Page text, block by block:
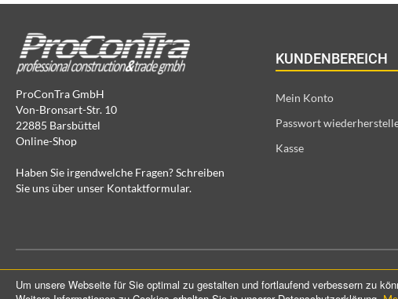
ProConTra GmbH
Von-Bronsart-Str. 10
22885 Barsbüttel
Online-Shop
Haben Sie irgendwelche Fragen? Schreiben
Sie uns über unser Kontaktformular.
KUNDENBEREICH
Mein Konto
Passwort
Kasse
Um unsere Webseite für Sie optimal zu gestalten und fortlaufend verbessern zu